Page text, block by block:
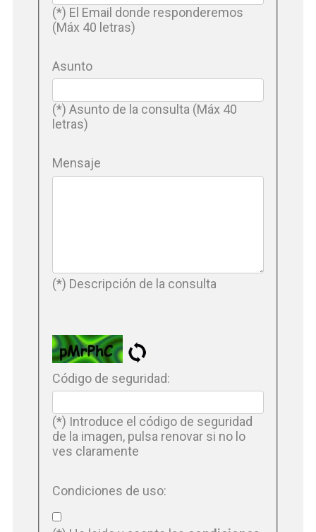
(*) El Email donde responderemos
(Máx 40 letras)
Asunto
(*) Asunto de la consulta (Máx 40
letras)
Mensaje
(*) Descripción de la consulta
Código de seguridad:
(*) Introduce el código de seguridad
de la imagen, pulsa renovar si no lo
ves claramente
Condiciones de uso: